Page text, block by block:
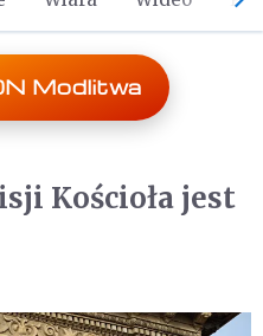
Modlitwa
Kościoła jest